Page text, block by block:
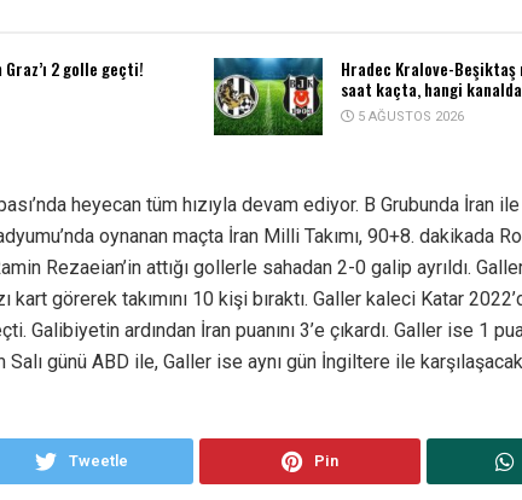
2 golle geçti!
Hradec Kralove-Beşiktaş
saat kaçta, hangi
5 AĞUSTOS 2026
heyecan tüm hızıyla devam ediyor. B Grubunda İran
oynanan maçta İran Milli Takımı, 90+8. dakikada
Rezaeian’in attığı gollerle sahadan 2-0 galip ayrıldı.
kart görerek takımını 10 kişi bıraktı. Galler kaleci Katar
Galibiyetin ardından İran puanını 3’e çıkardı. Galler ise 1
günü ABD ile, Galler ise aynı gün İngiltere ile
Tweetle Pin